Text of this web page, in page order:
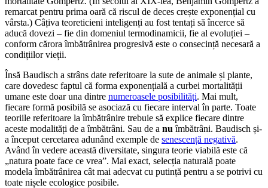
remarcat pentru prima oară că riscul de deces crește exponențial cu
vârsta.) Câțiva teoreticieni inteligenți au fost tentați să încerce să
aducă dovezi – fie din domeniul termodinamicii, fie al evoluției –
conform cărora îmbătrânirea progresivă este o consecință necesară a
condițiilor vieții.
Însă Baudisch a strâns date referitoare la sute de animale și plante,
care dovedesc faptul că forma exponențială a curbei mortalității
umane este doar una dintre numeroasele posibilități. Mai mult,
fiecare formă posibilă se asociază cu fiecare interval în parte. Toate
teoriile referitoare la îmbătrânire trebuie să explice fiecare dintre
aceste modalități de a îmbătrâni. Sau de a nu îmbătrâni. Baudisch și-
a început cercetarea adunând exemple de senescență negativă.
Având în vedere această diversitate, singura teorie viabilă este că
„natura poate face ce vrea”. Mai exact, selecția naturală poate
modela îmbătrânirea cât mai adecvat cu putință pentru a se potrivi cu
toate nișele ecologice posibile.